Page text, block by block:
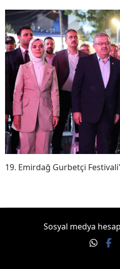
19. Emirdağ Gurbetçi
Sosyal medya